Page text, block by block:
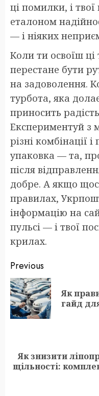
ці помилки, і
еталоном
— і ніяких
Коли ти освоїш
перестане бути
на задоволення.
турбота, яка
приносить
Експериментуй з
різні комбінації
упаковка — та,
після
добре. А якщо
правилах,
інформацію на
пульсі — і твої
крилах.
Post
navigation
Previous
Як
гайд
Next
Як знизити
щільності: